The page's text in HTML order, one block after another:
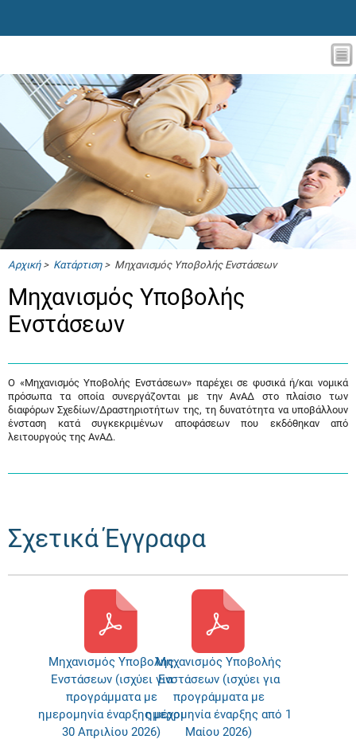
Αρχική> Κατάρτιση> Μηχανισμός Υποβολής Ενστάσεων
Μηχανισμός Υποβολής
Ενστάσεων
Ο «Μηχανισμός Υποβολής Ενστάσεων» παρέχει σε φυσικά ή/και νομικά
πρόσωπα τα οποία συνεργάζονται με την ΑνΑΔ στο πλαίσιο των
διαφόρων Σχεδίων/Δραστηριοτήτων της, τη δυνατότητα να υποβάλλουν
ένσταση κατά συγκεκριμένων αποφάσεων που εκδόθηκαν από
λειτουργούς της ΑνΑΔ.
Σχετικά Έγγραφα
Μηχανισμός Υποβολής
Ενστάσεων (ισχύει για
προγράμματα με
ημερομηνία έναρξης μέχρι
30 Απριλίου 2026)
Μηχανισμός Υποβολής
Ενστάσεων (ισχύει για
προγράμματα με
ημερομηνία έναρξης από 1
Μαίου 2026)